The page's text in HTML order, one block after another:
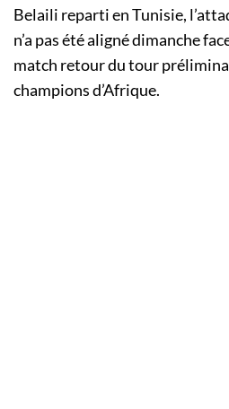
Belaili reparti en Tunisie,
n’a pas été aligné dimanche
match retour du tour
champions d’Afrique.